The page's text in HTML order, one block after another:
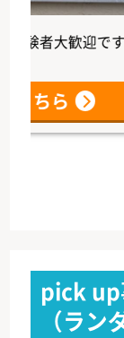
大歓迎です！熱意
pick up
（ラン